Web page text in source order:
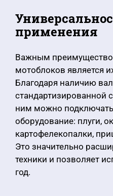
применения
Важным
мотоблоков является
Благодаря наличию
стандартизированной
ним можно
оборудование: плуги,
картофелекопалки,
Это значительно
техники и позволяет
год.